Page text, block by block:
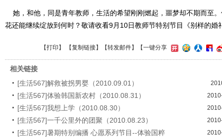
她，和他，同是青年教师，生活的希望刚刚燃起，噩梦却不期而至
花还能继续绽放到何时？敬请收看9月10日教师节特别节目《别样的婚
【打印 】 【复制链接】【转发邮件】 【一键分享
相关链接
[生活567]解救被拐男婴（2010.09.01）
[生活567]体验韩国新农村（2010.08.31）
[生活567]我想上学（2010.08.30）
[生活567]一千公里外的团聚（2010.08.23）
[生活567]暑期特别编播 心愿系列节目--体验国粹